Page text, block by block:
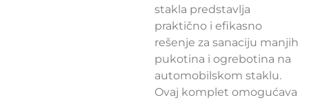
stakla predstavlja
praktično i efikasno
rešenje za sanaciju manjih
pukotina i ogrebotina na
automobilskom staklu.
Ovaj komplet omogućava